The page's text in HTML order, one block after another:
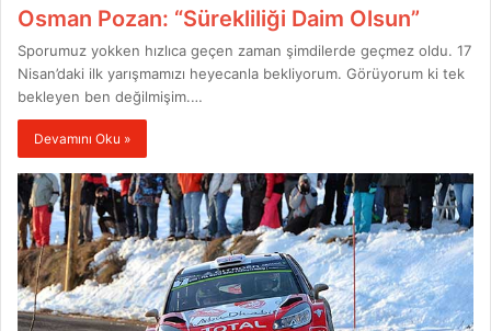
Osman Pozan: “Sürekliliği Daim Olsun”
Sporumuz yokken hızlıca geçen zaman şimdilerde geçmez oldu. 17
Nisan’daki ilk yarışmamızı heyecanla bekliyorum. Görüyorum ki tek
bekleyen ben değilmişim.…
Devamını Oku »